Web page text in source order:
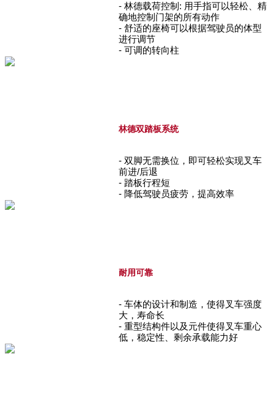
- 林德载荷控制: 用手指可以轻松、精
确地控制门架的所有动作
- 舒适的座椅可以根据驾驶员的体型
进行调节
- 可调的转向柱
林德双踏板系统
- 双脚无需换位，即可轻松实现叉车
前进/后退
- 踏板行程短
- 降低驾驶员疲劳，提高效率
耐用可靠
- 车体的设计和制造，使得叉车强度
大，寿命长
- 重型结构件以及元件使得叉车重心
低，稳定性、剩余承载能力好